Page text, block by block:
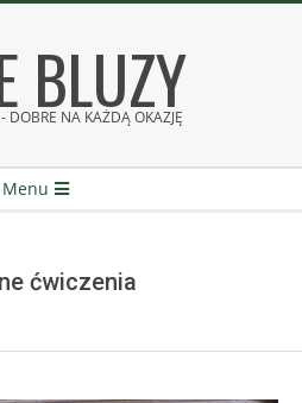
BLUZY
DOBRE NA KAŻDĄ OKAZJĘ
Menu
ćwiczenia